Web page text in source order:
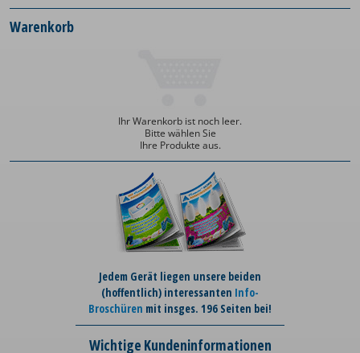
Warenkorb
Ihr Warenkorb ist noch leer.
Bitte wählen Sie
Ihre Produkte aus.
Jedem Gerät liegen unsere beiden
(hoffentlich) interessanten Info-
Broschüren mit insges. 196 Seiten bei!
Wichtige Kundeninformationen